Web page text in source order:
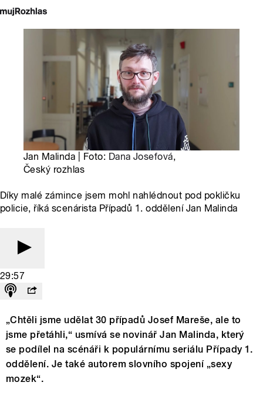
Jan Malinda | Foto: Dana Josefová,
Český rozhlas
Díky malé zámince jsem mohl nahlédnout pod pokličku
policie, říká scenárista Případů 1. oddělení Jan Malinda
29:57
„Chtěli jsme udělat 30 případů Josef Mareše, ale to
jsme přetáhli,“ usmívá se novinář Jan Malinda, který
se podílel na scénáři k populárnímu seriálu Případy 1.
oddělení. Je také autorem slovního spojení „sexy
mozek“.